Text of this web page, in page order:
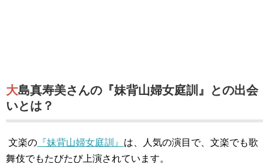
大島真寿美さんの『妹背山婦女庭訓』との出会
いとは？
文楽の 『妹背山婦女庭訓』 は、人気の演目で、文楽でも歌
舞伎でもたびたび上演されています。